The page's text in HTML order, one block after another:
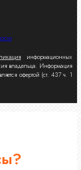
информационных
владельца. Информация
офертой (ст. 437 ч. 1